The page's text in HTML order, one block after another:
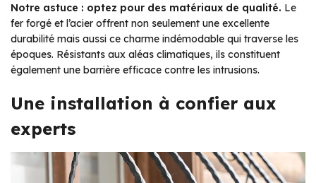
Notre astuce : optez pour des matériaux de qualité. Le
fer forgé et l’acier offrent non seulement une excellente
durabilité mais aussi ce charme indémodable qui traverse les
époques. Résistants aux aléas climatiques, ils constituent
également une barrière efficace contre les intrusions.
Une installation à confier aux
experts